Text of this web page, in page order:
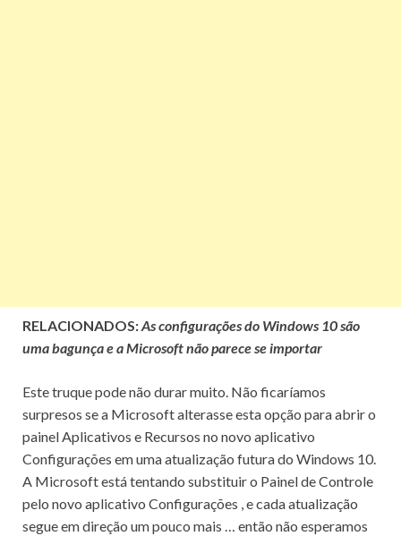
RELACIONADOS:As configurações do Windows 10 são
uma bagunça e a Microsoft não parece se importar
Este truque pode não durar muito. Não ficaríamos
surpresos se a Microsoft alterasse esta opção para abrir o
painel Aplicativos e Recursos no novo aplicativo
Configurações em uma atualização futura do Windows 10.
A Microsoft está tentando substituir o Painel de Controle
pelo novo aplicativo Configurações , e cada atualização
segue em direção um pouco mais … então não esperamos